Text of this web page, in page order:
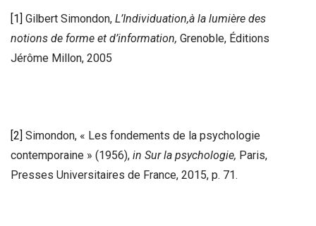
[1] Gilbert Simondon, L’Individuation,à la lumière des
notions de forme et d’information, Grenoble, Éditions
Jérôme Millon, 2005
[2] Simondon, « Les fondements de la psychologie
contemporaine » (1956), in Sur la psychologie, Paris,
Presses Universitaires de France, 2015, p. 71.